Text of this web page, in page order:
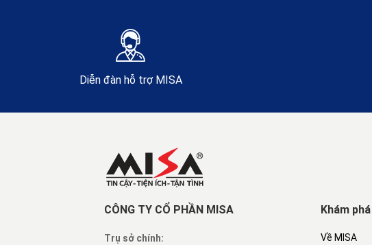
Diễn đàn hỗ trợ MISA
CÔNG TY CỔ PHẦN MISA
Trụ sở chính:
Khám phá
Về MISA